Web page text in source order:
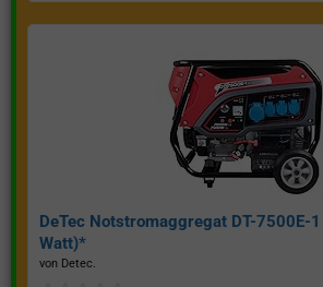
DeTec Notstromaggregat DT-7500E-
Watt)*
von Detec.